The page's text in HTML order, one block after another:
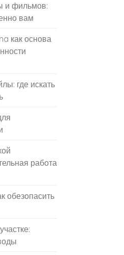
и фильмов:
вам
как основа
где искать
работа
обезопасить